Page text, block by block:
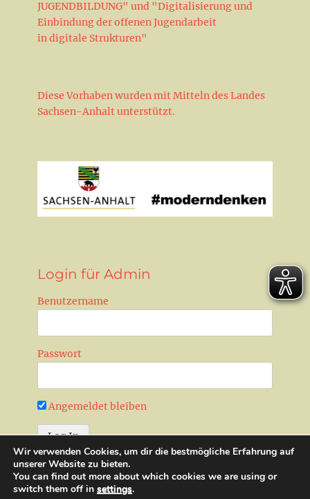
JUGENDBILDUNG" und "Digitalisierung und
Einbindung der offenen Jugendarbeit
in digitale Strukturen"
Diese Vorhaben wurden mit Mitteln des Landes
Sachsen-Anhalt unterstützt.
Login für Admin
Benutzername
Passwort
Angemeldet bleiben
Passwort zurücksetzen
Wir verwenden Cookies, um dir die bestmögliche Erfahrung auf
unserer Website zu bieten.
You can find out more about which cookies we are using or
switch them off in settings.